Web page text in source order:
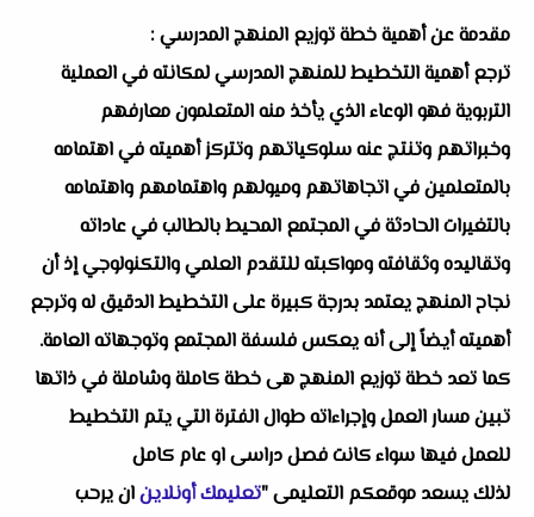
مقدمة عن أهمية خطة توزيع المنهج المدرسي :
ترجع أهمية التخطيط للمنهج المدرسي لمكانته في العملية
التربوية فهو الوعاء الذي يأخذ منه المتعلمون معارفهم
وخبراتهم وتنتج عنه سلوكياتهم وتتركز أهميته في اهتمامه
بالمتعلمين في اتجاهاتهم وميولهم واهتمامهم واهتمامه
بالتغيرات الحادثة في المجتمع المحيط بالطالب في عاداته
وتقاليده وثقافته ومواكبته للتقدم العلمي والتكنولوجي إذ أن
نجاح المنهج يعتمد بدرجة كبيرة على التخطيط الدقيق له وترجع
أهميته أيضاً إلى أنه يعكس فلسفة المجتمع وتوجهاته العامة.
كما تعد خطة توزيع المنهج هى خطة كاملة وشاملة في ذاتها
تبين مسار العمل وإجراءاته طوال الفترة التي يتم التخطيط
للعمل فيها سواء كانت فصل دراسى او عام كامل
لذلك يسعد موقعكم التعليمى "تعليمك أونلاينان يرحب